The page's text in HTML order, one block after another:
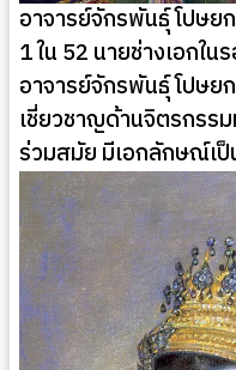
อาจารย์จักรพันธุ์ โปษย
1 ใน 52 นายช่างเอกใ
อาจารย์จักรพันธุ์ โปษ
เชี่ยวชาญด้านจิตรกรร
ร่วมสมัย มีเอกลักษณ์เป็